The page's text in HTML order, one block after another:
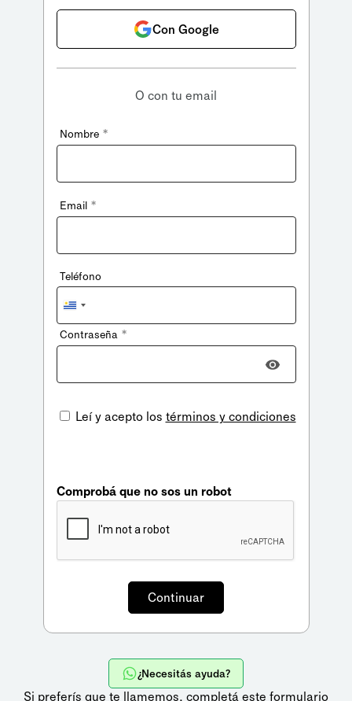
Con Google
O con tu email
Nombre *
Email *
Teléfono
Uruguay
+598
Contraseña *
Leí y acepto los términos y condiciones
Comprobá que no sos un robot
¿Necesitás ayuda?
Si preferís que te llamemos, completá este formulario